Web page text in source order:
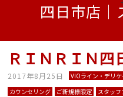
四日市店｜
ＲＩＮＲＩＮ
2017年8月25日 VIOライン・デリ
カウンセリング
ご新規様限定 スタッ